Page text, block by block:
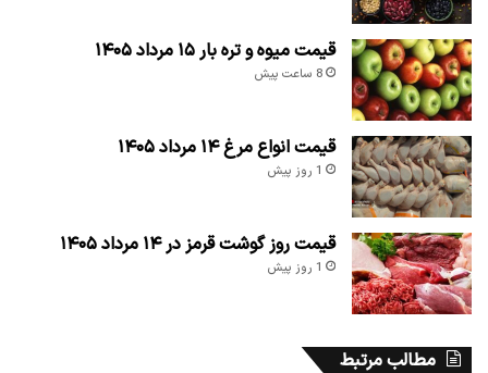
قیمت میوه و تره بار ۱۵ مرداد ۱۴۰۵
8 ساعت پیش
قیمت انواع مرغ ۱۴ مرداد ۱۴۰۵
1 روز پیش
قیمت روز گوشت قرمز در ۱۴ مرداد ۱۴۰۵
1 روز پیش
مطالب مرتبط